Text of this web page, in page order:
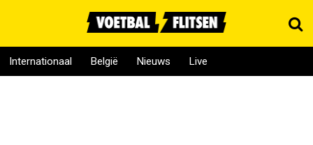
Internationaal België Nieuws Live